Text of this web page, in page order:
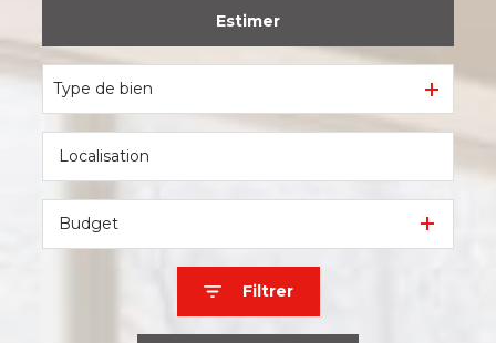
Estimer
Type de bien
Budget
Filtrer